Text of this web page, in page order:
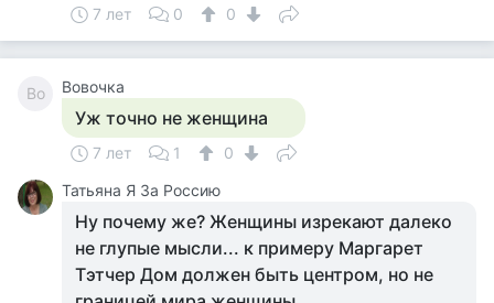
7 лет 0 0
Во Вовочка
Уж точно не женщина
7 лет 1
0
Татьяна Я За Россию
Ну почему же? Женщины изрекают далеко
не глупые мысли... к примеру Маргарет
Тэтчер Дом должен быть центром, но не